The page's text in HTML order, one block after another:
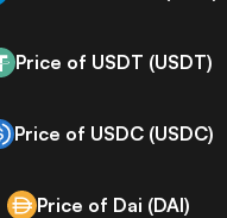
Price of USDT (USDT)
Price of USDC (USDC)
Price of Dai (DAI)